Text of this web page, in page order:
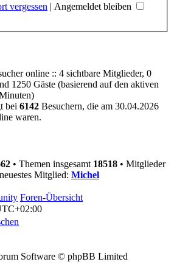
vergessen | Angemeldet bleiben
online :: 4 sichtbare Mitglieder, 0
1250 Gäste (basierend auf den aktiven
bei 6142 Besuchern, die am 30.04.2026
waren.
• Themen insgesamt 18518 • Mitglieder
Mitglied: Michel
Foren-Übersicht
Software © phpBB Limited